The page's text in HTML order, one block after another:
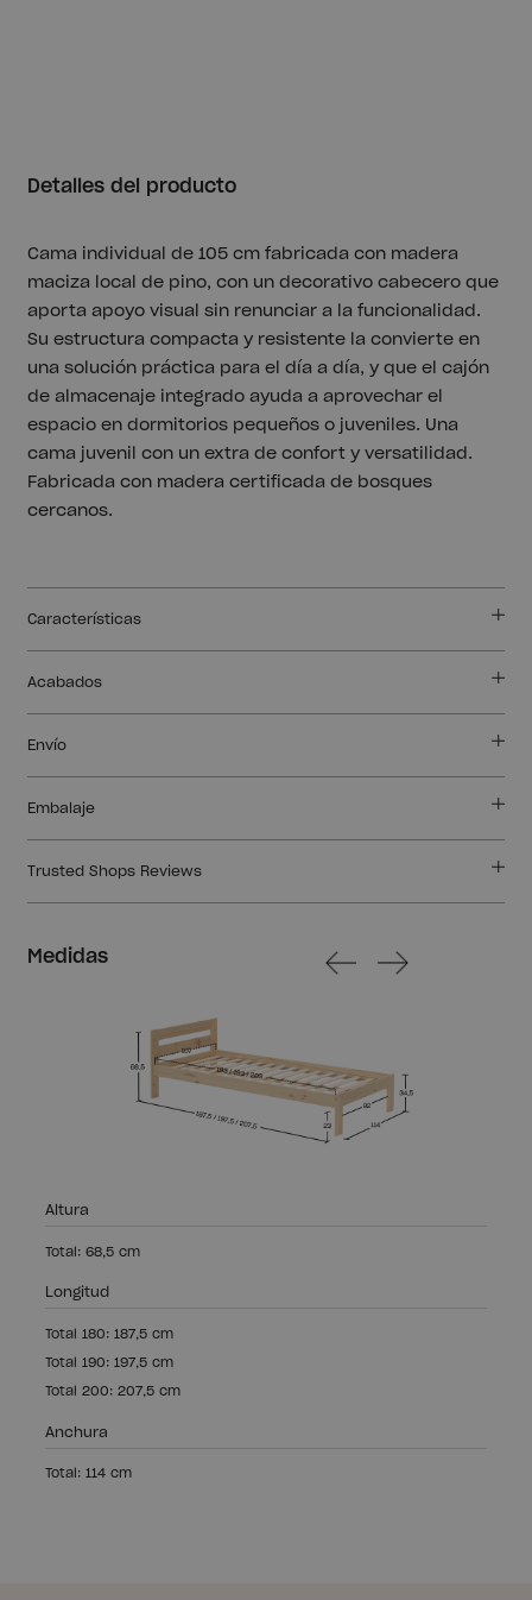
Medidas
Altura
Total: 68,5 cm
Longitud
Total 180: 187,5 cm
Total 190: 197,5 cm
Total 200: 207,5 cm
Anchura
Total: 114 cm
Detalles del producto
Cama individual de 105 cm fabricada con madera
maciza local de pino, con un decorativo cabecero que
aporta apoyo visual sin renunciar a la funcionalidad.
Su estructura compacta y resistente la convierte en
una solución práctica para el día a día, y que el cajón
de almacenaje integrado ayuda a aprovechar el
espacio en dormitorios pequeños o juveniles. Una
cama juvenil con un extra de confort y versatilidad.
Fabricada con madera certificada de bosques
cercanos.
Características
Acabados
Envío
Embalaje
Trusted Shops Reviews